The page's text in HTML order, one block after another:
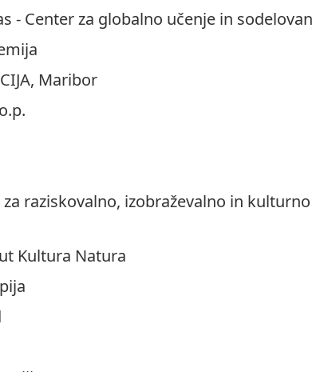
- Center za globalno učenje in
Maribor
raziskovalno, izobraževalno in kulturno
Kultura Natura